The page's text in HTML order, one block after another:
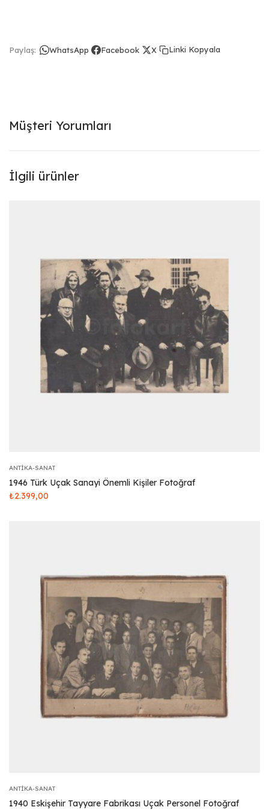
Paylaş: WhatsApp Facebook X Linki Kopyala
Müşteri Yorumları
İlgili ürünler
ANTIKA-SANAT
1946 Türk Uçak Sanayi Önemli Kişiler Fotoğraf
₺2.399,00
ANTIKA-SANAT
1940 Eskişehir Tayyare Fabrikası Uçak Personel Fotoğraf